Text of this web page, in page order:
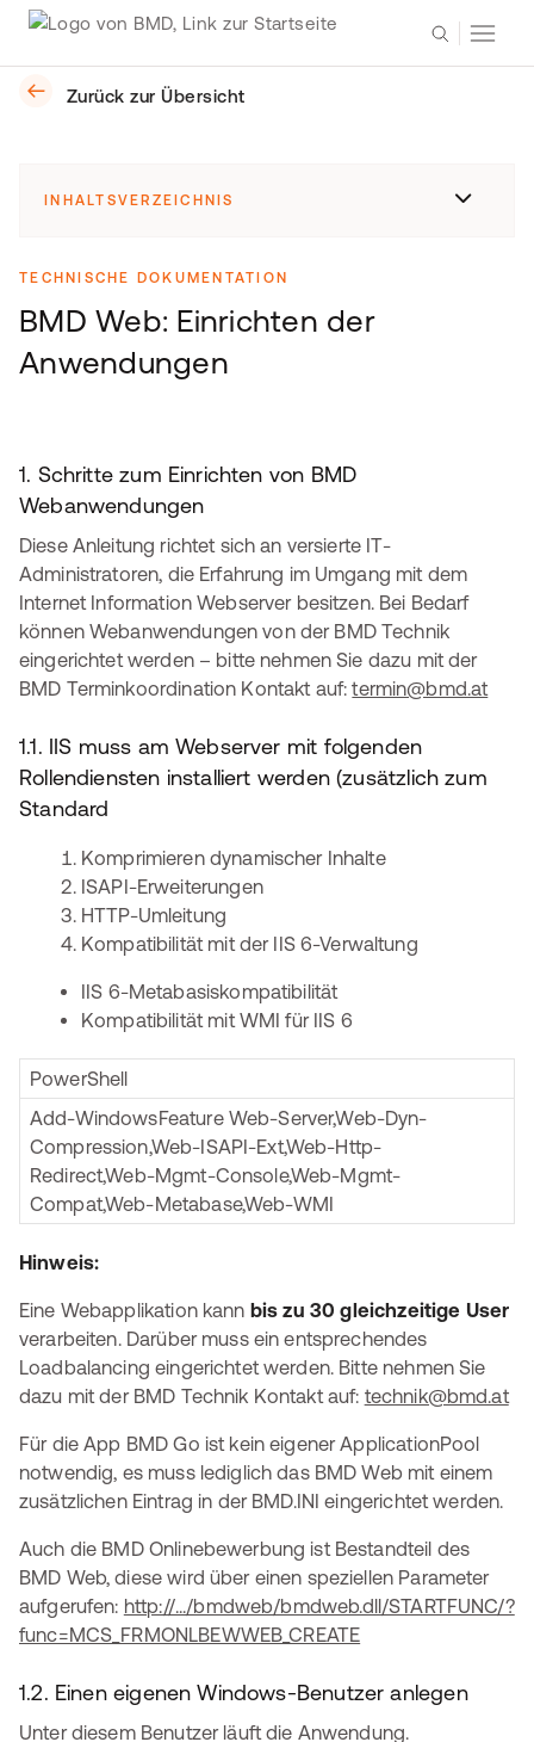
Zurück zur Übersicht
INHALTSVERZEICHNIS
TECHNISCHE DOKUMENTATION
BMD Web: Einrichten der
Anwendungen
1. Schritte zum Einrichten von BMD
Webanwendungen
Diese Anleitung richtet sich an versierte IT-
Administratoren, die Erfahrung im Umgang mit dem
Internet Information Webserver besitzen. Bei Bedarf
können Webanwendungen von der BMD Technik
eingerichtet werden – bitte nehmen Sie dazu mit der
BMD Terminkoordination Kontakt auf:termin@bmd.at
1.1. IIS muss am Webserver mit folgenden
Rollendiensten installiert werden (zusätzlich zum
Standard
Komprimieren dynamischer Inhalte
ISAPI-Erweiterungen
HTTP-Umleitung
Kompatibilität mit der IIS 6-Verwaltung
IIS 6-Metabasiskompatibilität
Kompatibilität mit WMI für IIS 6
PowerShell
Add-WindowsFeature Web-Server,Web-Dyn-
Compression,Web-ISAPI-Ext,Web-Http-
Redirect,Web-Mgmt-Console,Web-Mgmt-
Compat,Web-Metabase,Web-WMI
Hinweis:
Eine Webapplikation kann bis zu 30 gleichzeitige User
verarbeiten. Darüber muss ein entsprechendes
Loadbalancing eingerichtet werden. Bitte nehmen Sie
dazu mit der BMD Technik Kontakt auf: technik@bmd.at
Für die App BMD Go ist kein eigener ApplicationPool
notwendig, es muss lediglich das BMD Web mit einem
zusätzlichen Eintrag in der BMD.INI eingerichtet werden.
Auch die BMD Onlinebewerbung ist Bestandteil des
BMD Web, diese wird über einen speziellen Parameter
aufgerufen: http://.../bmdweb/bmdweb.dll/STARTFUNC/?
func=MCS_FRMONLBEWWEB_CREATE
1.2. Einen eigenen Windows-Benutzer anlegen
Unter diesem Benutzer läuft die Anwendung.